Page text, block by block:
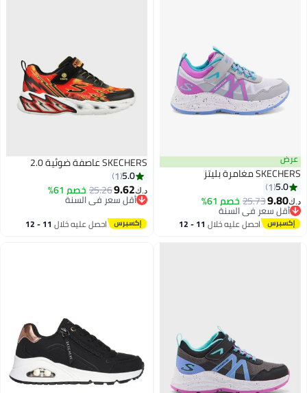
عرض
SKECHERS مغامرة بليتز
5.0
1
د.ك‏9.80
25.73خصم 61%
أقل سعر في السنة
بتخلّص بسرعة
أقل سعر في السنة
احصل عليه خلال 11 - 12
SKECHERS عاصفة ضوئية 2.0
5.0
1
د.ك‏9.62
25.26خصم 61%
أقل سعر في السنة
بتخلّص بسرعة
أقل سعر في السنة
احصل عليه خلال 11 - 12